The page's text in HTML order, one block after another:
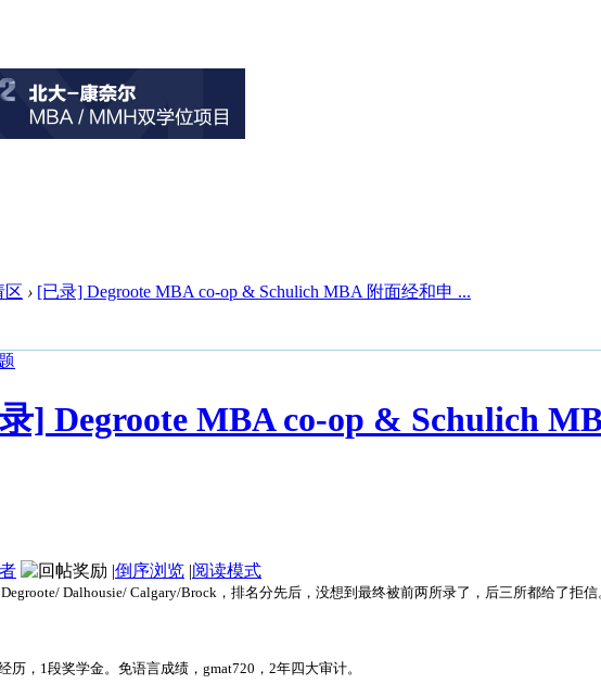
区 › [已录] Degroote MBA co-op & Schulich MBA 附面经和申 ...
] Degroote MBA co-op & Schulich
|倒序浏览 |阅读模式
Dalhousie/ Calgary/Brock，排名分先后，没想到最终被前两所录了，后三所都给了拒
，1段奖学金。免语言成绩，gmat720，2年四大审计。